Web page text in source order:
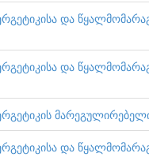
და
და
და